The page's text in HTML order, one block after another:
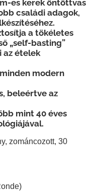
es kerek öntöttvas
családi adagok,
a tökéletes
„self-basting”
az ételek
modern
beleértve az
mint 40 éves
zománcozott, 30